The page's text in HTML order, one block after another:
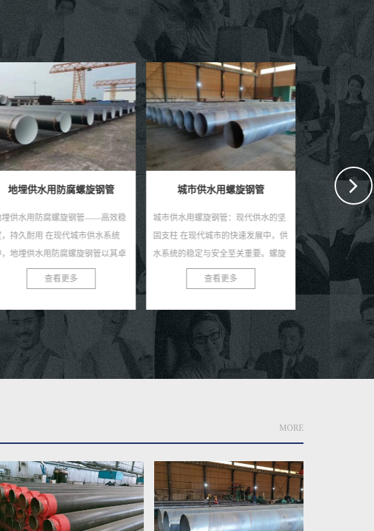
城市供水用螺旋钢管
城市供水用螺旋钢管：现代供水的坚
固支柱 在现代城市的快速发展中，供
水系统的稳定与安全至关重要。螺旋
钢管，作为一种优质的管道材料，正
逐渐成为城市供水系...
查看更多
供水用螺旋焊接钢管
供水用螺旋焊接钢管——稳定供水，
信赖之选 在供水工程领域，选择一种
稳定、耐用且高效的管材至关重要。
供水用螺旋焊接钢管，以其独特的优
势，成为现代供水系统...
查看更多
自来
自来水输送
的守护者 在
的自来水源
这背后离不
——自来水输
MORE